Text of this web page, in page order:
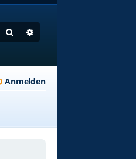
Suche
Anmelden